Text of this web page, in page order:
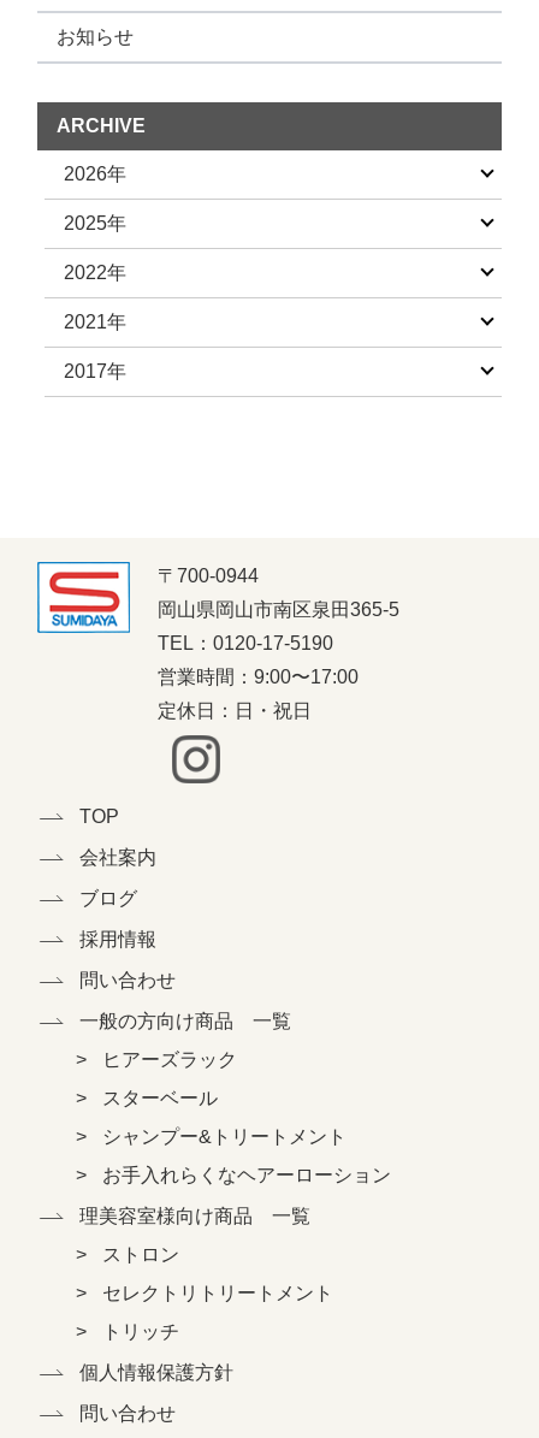
お知らせ
ARCHIVE
2026年
2025年
2022年
2021年
2017年
〒700-0944
岡山県岡山市南区泉田365-5
TEL：0120-17-5190
営業時間：9:00〜17:00
定休日：日・祝日
TOP
会社案内
ブログ
採用情報
問い合わせ
一般の方向け商品 一覧
ヒアーズラック
スターベール
シャンプー&トリートメント
お手入れらくなヘアーローション
理美容室様向け商品 一覧
ストロン
セレクトリトリートメント
トリッチ
個人情報保護方針
問い合わせ